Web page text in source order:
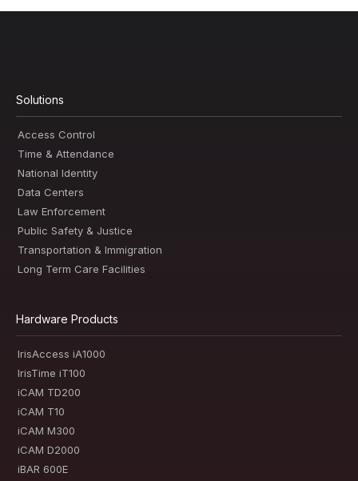
Solutions
Access Control
Time & Attendance
National Identity
Data Centers
Law Enforcement
Public Safety & Justice
Transportation & Immigration
Long Term Care Facilities
Hardware Products
IrisAccess iA1000
IrisTime iT100
iCAM TD200
iCAM T10
iCAM M300
iCAM D2000
iBAR 600E